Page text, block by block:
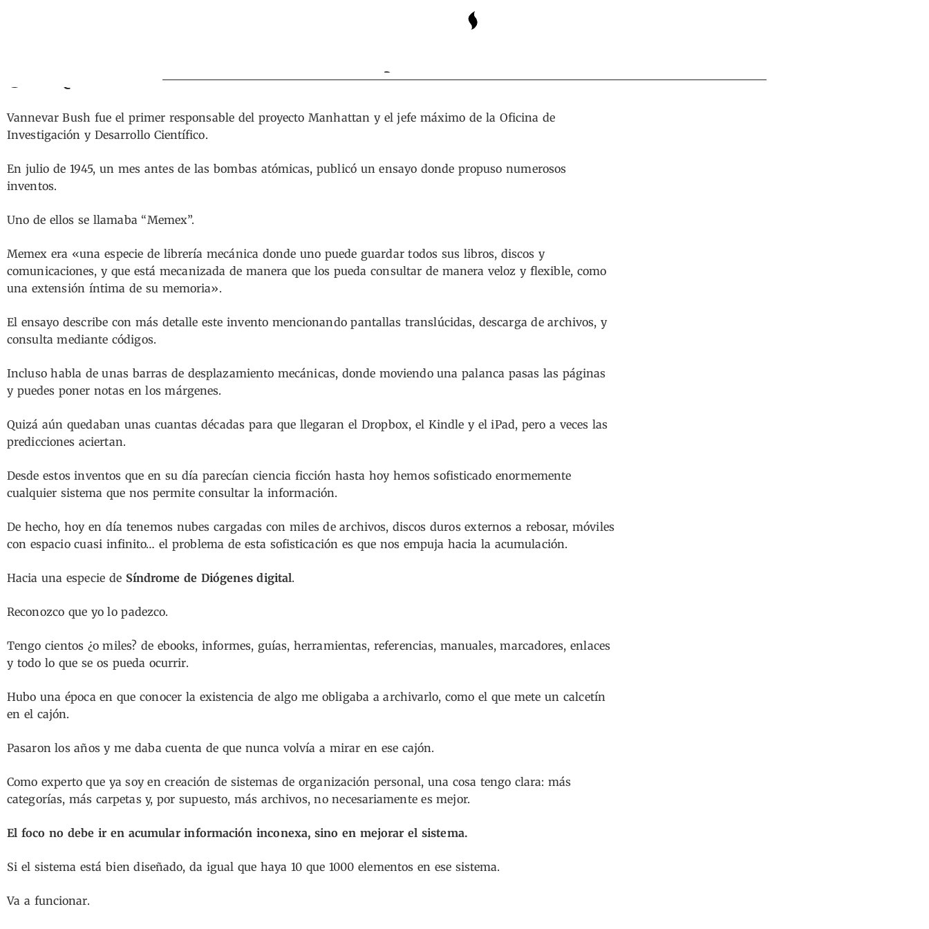
🗑️ #36 ¿Y si acumulamos demasiados archivos?
Vannevar Bush fue el primer responsable del proyecto Manhattan y el jefe máximo de la Oficina de
Investigación y Desarrollo Científico.
En julio de 1945, un mes antes de las bombas atómicas, publicó un ensayo donde propuso numerosos
inventos.
Uno de ellos se llamaba “Memex”.
Memex era «una especie de librería mecánica donde uno puede guardar todos sus libros, discos y
comunicaciones, y que está mecanizada de manera que los pueda consultar de manera veloz y flexible, como
una extensión íntima de su memoria».
El ensayo describe con más detalle este invento mencionando pantallas translúcidas, descarga de archivos, y
consulta mediante códigos.
Incluso habla de unas barras de desplazamiento mecánicas, donde moviendo una palanca pasas las páginas
y puedes poner notas en los márgenes.
Quizá aún quedaban unas cuantas décadas para que llegaran el Dropbox, el Kindle y el iPad, pero a veces las
predicciones aciertan.
Desde estos inventos que en su día parecían ciencia ficción hasta hoy hemos sofisticado enormemente
cualquier sistema que nos permite consultar la información.
De hecho, hoy en día tenemos nubes cargadas con miles de archivos, discos duros externos a rebosar, móviles
con espacio cuasi infinito… el problema de esta sofisticación es que nos empuja hacia la acumulación.
Hacia una especie de Síndrome de Diógenes digital.
Reconozco que yo lo padezco.
Tengo cientos ¿o miles? de ebooks, informes, guías, herramientas, referencias, manuales, marcadores, enlaces
y todo lo que se os pueda ocurrir.
Hubo una época en que conocer la existencia de algo me obligaba a archivarlo, como el que mete un calcetín
en el cajón.
Pasaron los años y me daba cuenta de que nunca volvía a mirar en ese cajón.
Como experto que ya soy en creación de sistemas de organización personal, una cosa tengo clara: más
categorías, más carpetas y, por supuesto, más archivos, no necesariamente es mejor.
El foco no debe ir en acumular información inconexa, sino en mejorar el sistema.
Si el sistema está bien diseñado, da igual que haya 10 que 1000 elementos en ese sistema.
Va a funcionar.